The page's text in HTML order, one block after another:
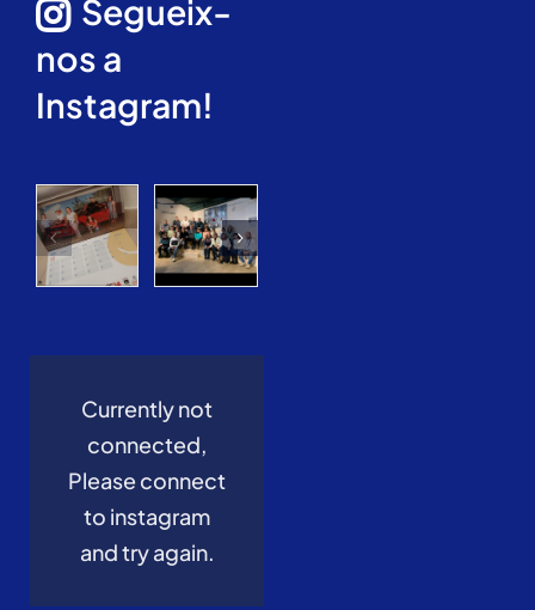
Segueix-
nos a
Instagram!
Currently not
connected,
Please connect
to instagram
and try again.